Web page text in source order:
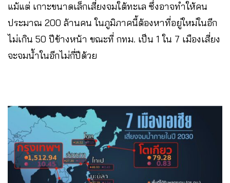
แม้แต่ เกาะขนาดเล็กเสี่ยงจมใต้ทะเล ซึ่งอาจทำให้คน
ประมาณ 200 ล้านคน ในภูมิภาคนี้ต้องหาที่อยู่ใหม่ในอีก
ไม่เกิน 50 ปีข้างหน้า ขณะที่ กทม. เป็น 1 ใน 7 เมืองเสี่ยง
จะจมน้ำในอีกไม่กี่ปีด้วย